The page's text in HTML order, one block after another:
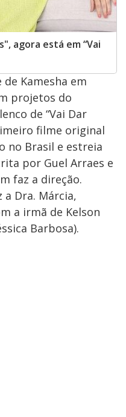
agora está em “Vai
Kamesha em
projetos do
de “Vai Dar
filme original
no Brasil e estreia
por Guel Arraes e
faz a direção.
a Dra. Márcia,
a irmã de Kelson
Barbosa).